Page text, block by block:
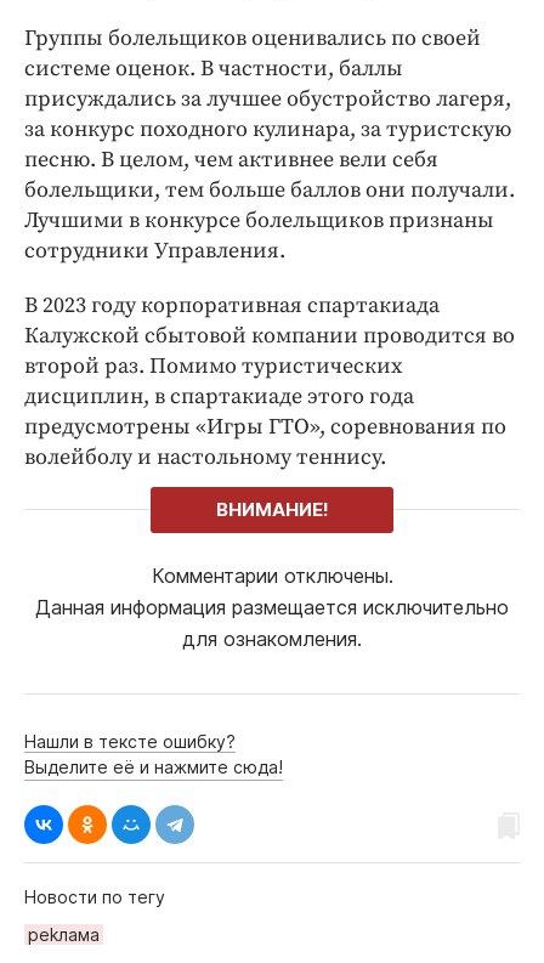
Группы болельщиков оценивались по своей
системе оценок. В частности, баллы
присуждались за лучшее обустройство лагеря,
за конкурс походного кулинара, за туристскую
песню. В целом, чем активнее вели себя
болельщики, тем больше баллов они получали.
Лучшими в конкурсе болельщиков признаны
сотрудники Управления.
В 2023 году корпоративная спартакиада
Калужской сбытовой компании проводится во
второй раз. Помимо туристических
дисциплин, в спартакиаде этого года
предусмотрены «Игры ГТО», соревнования по
волейболу и настольному теннису.
ВНИМАНИЕ!
Комментарии отключены.
Данная информация размещается исключительно
для ознакомления.
Нашли в тексте ошибку?
Выделите её и нажмите сюда!
Новости по тегу
реkлама